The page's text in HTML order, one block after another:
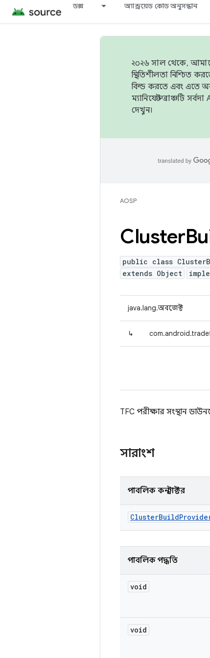
ডক্স অ্যান্ড্রয়েড কোড অনুসন্ধান
২০২৬ সাল থেকে,
স্থিতিশীলতা নিশ্চিত
বিল্ড করতে এবং এতে
ম্যানিফেস্ট ব্রাঞ্চটি
দেখুন।
AOSP
Cluster
public class
extends Object
java.lang.অবজেক্ট
↳
TFC পরীক্ষার সংস্থান
সারাংশ
পাবলিক কনস্ট্রাক্টর
ClusterBuild
পাবলিক পদ্ধতি
void
void